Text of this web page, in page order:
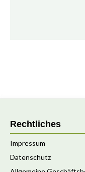
Rechtliches
Impressum
Datenschutz